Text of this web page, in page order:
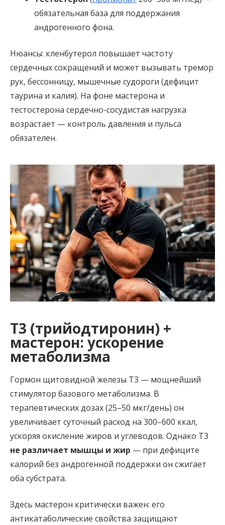
обязательная база для поддержания
андрогенного фона.
Нюансы: кленбутерол повышает частоту
сердечных сокращений и может вызывать тремор
рук, бессонницу, мышечные судороги (дефицит
таурина и калия). На фоне мастерона и
тестостерона сердечно-сосудистая нагрузка
возрастает — контроль давления и пульса
обязателен.
Т3 (трийодтиронин) +
мастерон: ускорение
метаболизма
Гормон щитовидной железы Т3 — мощнейший
стимулятор базового метаболизма. В
терапевтических дозах (25–50 мкг/день) он
увеличивает суточный расход на 300–600 ккал,
ускоряя окисление жиров и углеводов. Однако Т3
не различает мышцы и жир — при дефиците
калорий без андрогенной поддержки он сжигает
оба субстрата.
Здесь мастерон критически важен: его
антикатаболические свойства защищают